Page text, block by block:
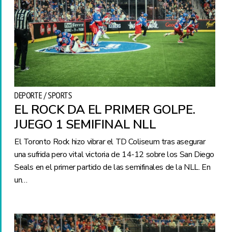
DEPORTE / SPORTS
EL ROCK DA EL PRIMER GOLPE.
JUEGO 1 SEMIFINAL NLL
El Toronto Rock hizo vibrar el TD Coliseum tras asegurar
una sufrida pero vital victoria de 14-12 sobre los San Diego
Seals en el primer partido de las semifinales de la NLL. En
un…